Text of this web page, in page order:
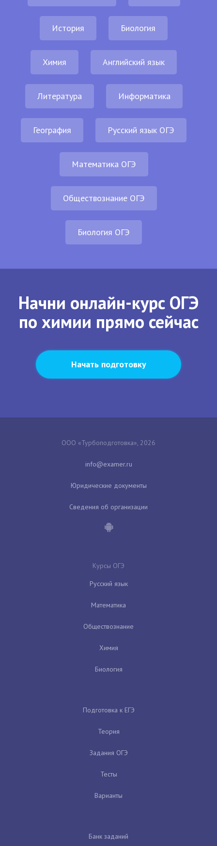
История Биология
Химия Английский язык
Литература Информатика
География Русский язык ОГЭ
Математика ОГЭ
Обществознание ОГЭ
Биология ОГЭ
Начни онлайн-курс ОГЭ
по химии прямо сейчас
Начать подготовку
ООО «Турбоподготовка», 2026
Юридические документы
Сведения об организации
Курсы ОГЭ
Русский язык
Математика
Обществознание
Химия
Биология
Подготовка к ЕГЭ
Теория
Задания ОГЭ
Тесты
Варианты
Банк заданий